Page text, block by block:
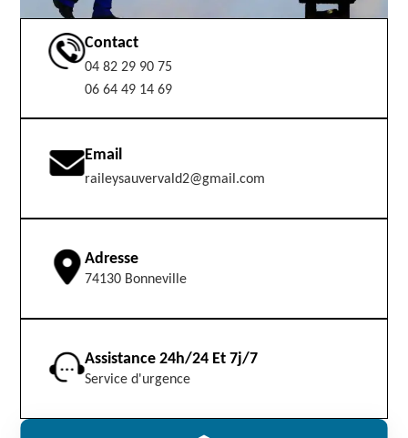
Contact
04 82 29 90 75
06 64 49 14 69
Email
raileysauvervald2@gmail.com
Adresse
74130 Bonneville
Assistance 24h/24 Et 7j/7
Service d'urgence